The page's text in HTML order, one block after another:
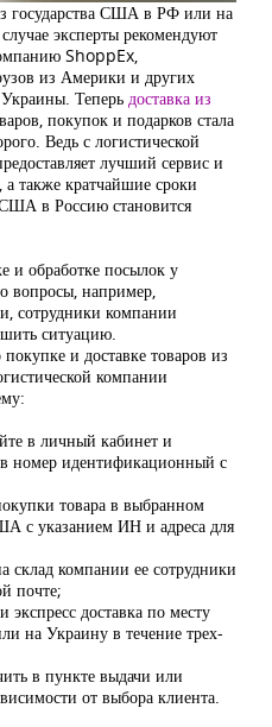
государства США в РФ или на
эксперты рекомендуют
ShoppEx,
из Америки и других
Теперь доставка из
покупок и подарков стала
Ведь с логистической
лучший сервис и
а также кратчайшие сроки
США в Россию становится
и обработке посылок у
вопросы, например,
сотрудники компании
ситуацию.
и доставке товаров из
компании
в личный кабинет и
номер идентификационный с
товара в выбранном
с указанием ИН и адреса для
склад компании ее сотрудники
почте;
экспресс доставка по месту
на Украину в течение трех-
в пункте выдачи или
от выбора клиента.